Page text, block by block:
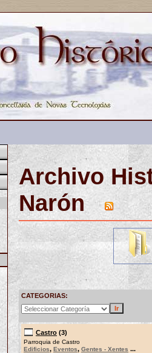
Archivo
Narón
CATEGORIAS:
Castro (3)
Parroquia de Castro
Edificios, Eventos, Gentes - Xentes ...